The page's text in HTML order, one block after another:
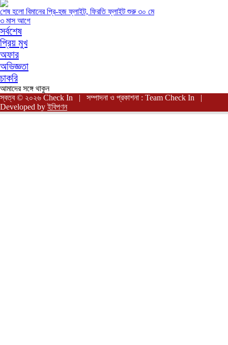
শেষ হলো বিমানের প্রি-হজ ফ্লাইট, ফিরতি ফ্লাইট শুরু ৩০ মে
৩ মাস আগে
সর্বশেষ
প্রিয় মুখ
অফার
অভিজ্ঞতা
চাকরি
আমাদের সঙ্গে থাকুন
স্বত্ব © ২০২৬ Check In | সম্পাদনা ও প্রকাশনা : Team Check In |
Developed byইবিপণন